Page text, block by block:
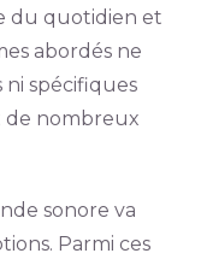
du quotidien et
abordés ne
spécifiques
de nombreux
sonore va
Parmi ces